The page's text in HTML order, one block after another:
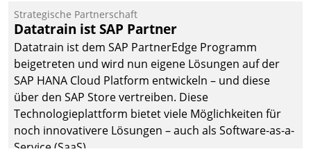
Jahresbeginn eine
Überblick, Einsicht und
Eingriff bietende Lösung.
Zur Entwicklung setzte
man auf
Cloudtechnologie,
bewährte und Startup-
Partner sowie erstmals
agile Projektmethoden.
Strategische Partnerschaft
Datatrain ist SAP Partner
Datatrain ist dem SAP PartnerEdge Programm
beigetreten und wird nun eigene Lösungen auf der
SAP HANA Cloud Platform entwickeln – und diese
über den SAP Store vertreiben. Diese
Technologieplattform bietet viele Möglichkeiten für
noch innovativere Lösungen – auch als Software-as-a-
Service (SaaS).